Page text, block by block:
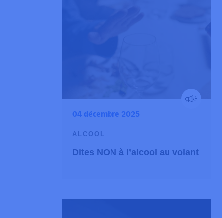
04 décembre 2025
ALCOOL
Dites NON à l’alcool au volant